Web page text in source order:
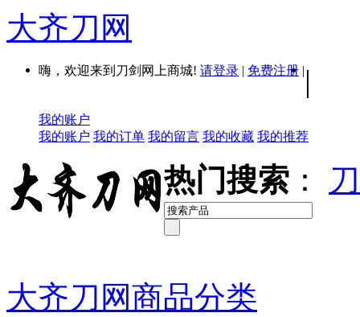
大齐刀网
嗨，欢迎来到刀剑网上商城! 请登录 | 免费注册 | |
我的账户
我的账户 我的订单 我的留言 我的收藏 我的推荐
热门搜索 ：
大齐刀网商品分类